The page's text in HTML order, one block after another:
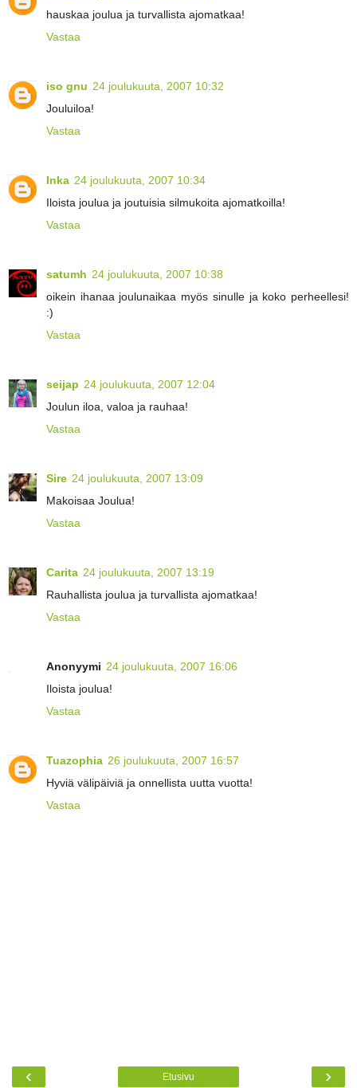
hauskaa joulua ja turvallista ajomatkaa!
Vastaa
iso gnu 24 joulukuuta, 2007 10:32
Jouluiloa!
Vastaa
Inka 24 joulukuuta, 2007 10:34
Iloista joulua ja joutuisia silmukoita ajomatkoilla!
Vastaa
satumh 24 joulukuuta, 2007 10:38
oikein ihanaa joulunaikaa myös sinulle ja koko perheellesi!
:)
Vastaa
seijap 24 joulukuuta, 2007 12:04
Joulun iloa, valoa ja rauhaa!
Vastaa
Sire 24 joulukuuta, 2007 13:09
Makoisaa Joulua!
Vastaa
Carita 24 joulukuuta, 2007 13:19
Rauhallista joulua ja turvallista ajomatkaa!
Vastaa
Anonyymi 24 joulukuuta, 2007 16:06
Iloista joulua!
Vastaa
Tuazophia 26 joulukuuta, 2007 16:57
Hyviä välipäiviä ja onnellista uutta vuotta!
Vastaa
‹ ›
Etusivu